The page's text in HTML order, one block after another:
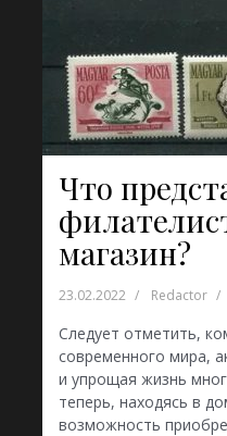
Что
магазин?
23.02.2022 Redactor
Следует отметить,
современного мира,
и упрощая жизнь
теперь, находясь в
возможность